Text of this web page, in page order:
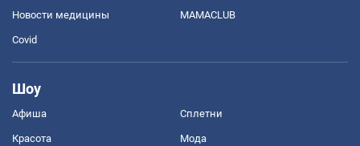
Новости медицины MAMACLUB
Covid
Шоу
Афиша Сплетни
Красота Мода